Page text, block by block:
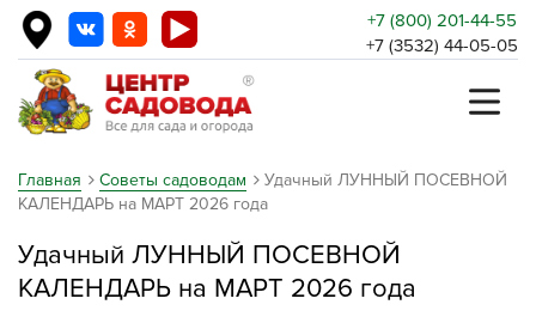
+7 (800) 201-44-55
+7 (3532) 44-05-05
Главная Советы садоводам
Удачный ЛУННЫЙ ПОСЕВНОЙ
КАЛЕНДАРЬ на МАРТ 2026 года
Удачный ЛУННЫЙ ПОСЕВНОЙ
КАЛЕНДАРЬ на МАРТ 2026 года